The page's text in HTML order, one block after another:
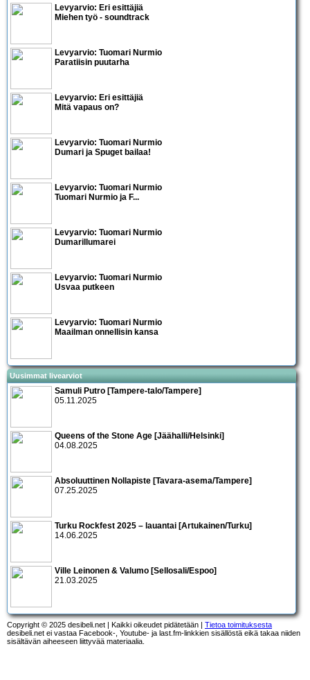
Levyarvio: Eri esittäjiä
Miehen työ - soundtrack
Levyarvio: Tuomari Nurmio
Paratiisin puutarha
Levyarvio: Eri esittäjiä
Mitä vapaus on?
Levyarvio: Tuomari Nurmio
Dumari ja Spuget bailaa!
Levyarvio: Tuomari Nurmio
Tuomari Nurmio ja F...
Levyarvio: Tuomari Nurmio
Dumarillumarei
Levyarvio: Tuomari Nurmio
Usvaa putkeen
Levyarvio: Tuomari Nurmio
Maailman onnellisin kansa
Uusimmat livearviot
Samuli Putro [Tampere-talo/Tampere]
05.11.2025
Queens of the Stone Age [Jäähalli/Helsinki]
04.08.2025
Absoluuttinen Nollapiste [Tavara-asema/Tampere]
07.25.2025
Turku Rockfest 2025 – lauantai [Artukainen/Turku]
14.06.2025
Ville Leinonen & Valumo [Sellosali/Espoo]
21.03.2025
Copyright © 2025 desibeli.net | Kaikki oikeudet pidätetään | Tietoa toimituksesta
desibeli.net ei vastaa Facebook-, Youtube- ja last.fm-linkkien sisällöstä eikä takaa niiden
sisältävän aiheeseen liittyvää materiaalia.